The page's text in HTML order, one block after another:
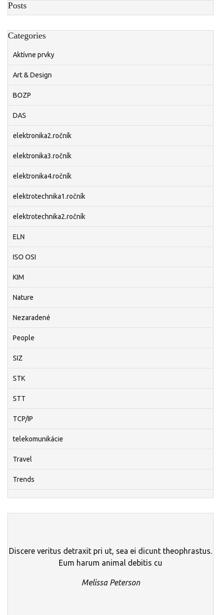
Posts
Categories
Aktívne prvky
Art & Design
BOZP
DAS
elektronika2.ročník
elektronika3.ročník
elektronika4.ročník
elektrotechnika1.ročník
elektrotechnika2.ročník
ELN
ISO OSI
KIM
Nature
Nezaradené
People
SIZ
STK
STT
TCP/IP
telekomunikácie
Travel
Trends
Discere veritus detraxit pri ut, sea ei dicunt theophrastus.
Eum harum animal debitis cu
Melissa Peterson